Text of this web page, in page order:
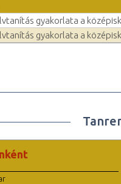
gyakorlata a
gyakorlata a